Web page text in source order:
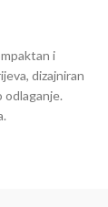
i
dizajniran
odlaganje.